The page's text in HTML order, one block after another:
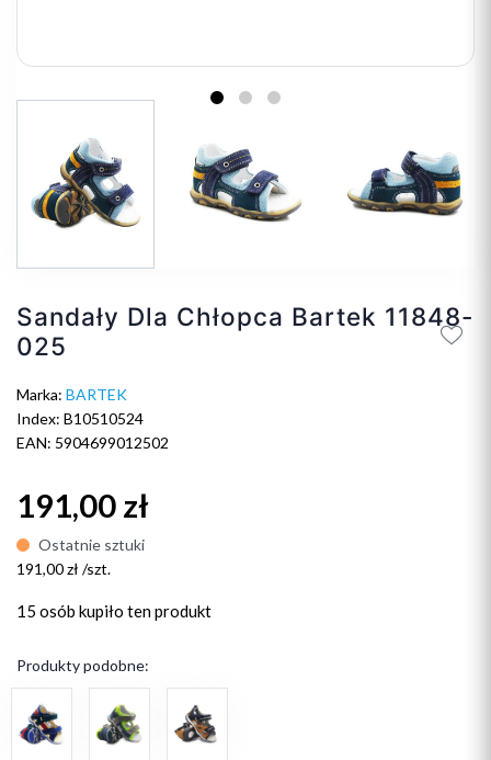
Sandały Dla Chłopca Bartek 11848-
025
Marka: BARTEK
Index: B10510524
EAN: 5904699012502
191,00 zł
Ostatnie sztuki
191,00 zł /szt.
15 osób kupiło ten produkt
Produkty podobne: